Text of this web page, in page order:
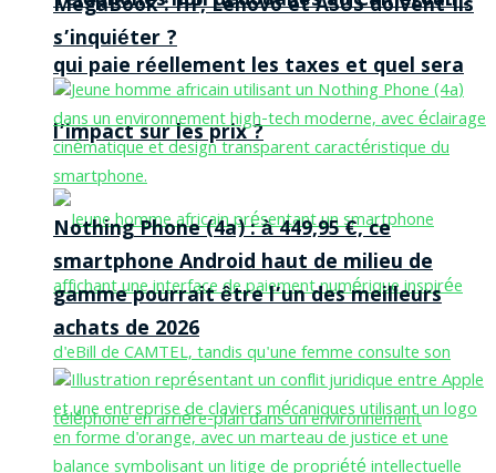
qui paie réellement les taxes et quel sera
l’impact sur les prix ?
MegaBook : HP, Lenovo et ASUS doivent-ils
s’inquiéter ?
Nothing Phone (4a) : à 449,95 €, ce
smartphone Android haut de milieu de
gamme pourrait être l’un des meilleurs
achats de 2026